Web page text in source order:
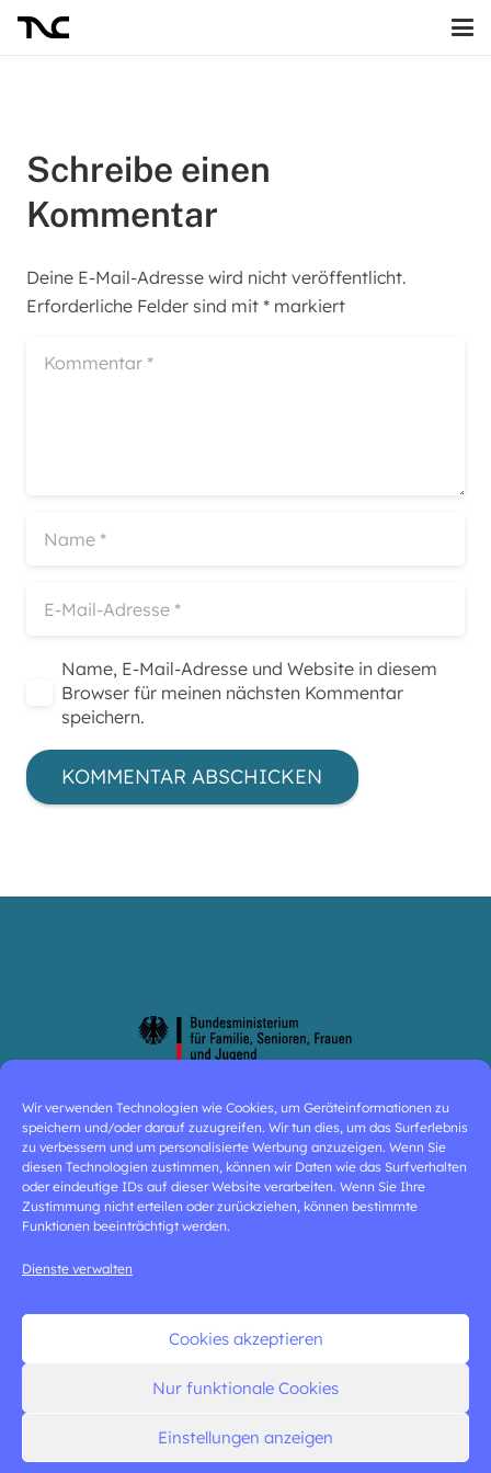
Wir verwenden Technologien wie Cookies, um Geräteinformationen zu
speichern und/oder darauf zuzugreifen. Wir tun dies, um das Surferlebnis
zu verbessern und um personalisierte Werbung anzuzeigen. Wenn Sie
diesen Technologien zustimmen, können wir Daten wie das Surfverhalten
oder eindeutige IDs auf dieser Website verarbeiten. Wenn Sie Ihre
Zustimmung nicht erteilen oder zurückziehen, können bestimmte
Funktionen beeinträchtigt werden.
Dienste verwalten
Cookies akzeptieren
Nur funktionale Cookies
Einstellungen anzeigen
Schreibe einen
Kommentar
Deine E-Mail-Adresse wird nicht veröffentlicht.
Erforderliche Felder sind mit * markiert
Name, E-Mail-Adresse und Website in diesem
Browser für meinen nächsten Kommentar
speichern.
KOMMENTAR ABSCHICKEN